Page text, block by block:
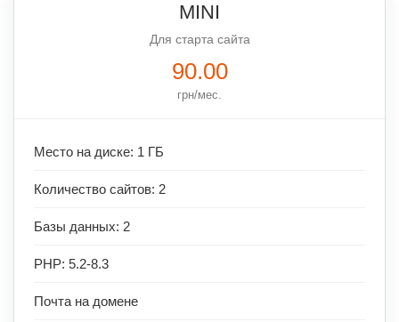
MINI
Для старта сайта
90.00
грн/мес.
Место на диске: 1 ГБ
Количество сайтов: 2
Базы данных: 2
PHP: 5.2-8.3
Почта на домене